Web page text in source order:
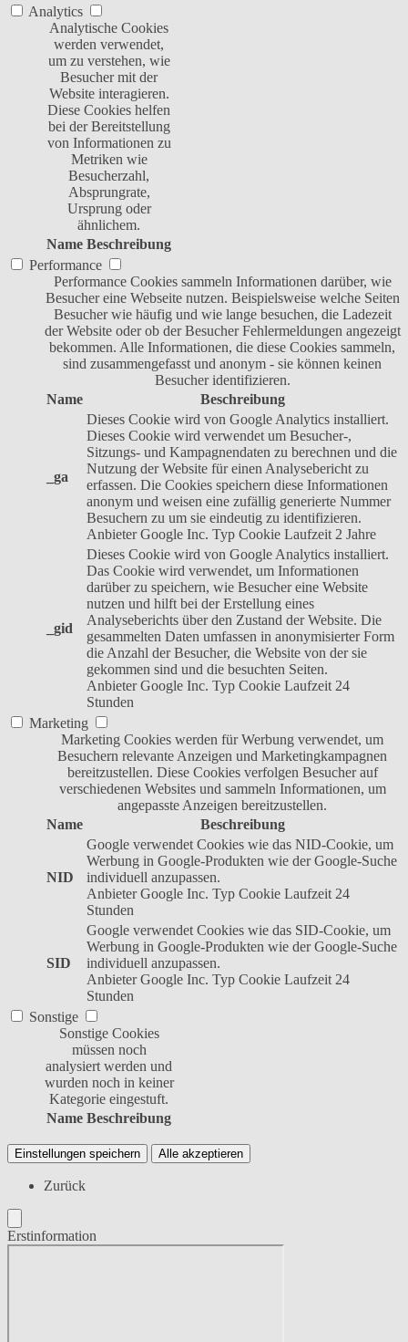
Analytics
Analytische Cookies
werden verwendet,
um zu verstehen, wie
Besucher mit der
Website interagieren.
Diese Cookies helfen
bei der Bereitstellung
von Informationen zu
Metriken wie
Besucherzahl,
Absprungrate,
Ursprung oder
ähnlichem.
Name Beschreibung
Performance
Performance Cookies sammeln Informationen darüber, wie
Besucher eine Webseite nutzen. Beispielsweise welche Seiten
Besucher wie häufig und wie lange besuchen, die Ladezeit
der Website oder ob der Besucher Fehlermeldungen angezeigt
bekommen. Alle Informationen, die diese Cookies sammeln,
sind zusammengefasst und anonym - sie können keinen
Besucher identifizieren.
Name
Beschreibung
_ga
Dieses Cookie wird von Google Analytics installiert.
Dieses Cookie wird verwendet um Besucher-,
Sitzungs- und Kampagnendaten zu berechnen und die
Nutzung der Website für einen Analysebericht zu
erfassen. Die Cookies speichern diese Informationen
anonym und weisen eine zufällig generierte Nummer
Besuchern zu um sie eindeutig zu identifizieren.
Anbieter Google Inc. Typ Cookie Laufzeit 2 Jahre
_gid
Dieses Cookie wird von Google Analytics installiert.
Das Cookie wird verwendet, um Informationen
darüber zu speichern, wie Besucher eine Website
nutzen und hilft bei der Erstellung eines
Analyseberichts über den Zustand der Website. Die
gesammelten Daten umfassen in anonymisierter Form
die Anzahl der Besucher, die Website von der sie
gekommen sind und die besuchten Seiten.
Anbieter Google Inc. Typ Cookie Laufzeit 24
Stunden
Marketing
Marketing Cookies werden für Werbung verwendet, um
Besuchern relevante Anzeigen und Marketingkampagnen
bereitzustellen. Diese Cookies verfolgen Besucher auf
verschiedenen Websites und sammeln Informationen, um
angepasste Anzeigen bereitzustellen.
Name
Beschreibung
NID
Google verwendet Cookies wie das NID-Cookie, um
Werbung in Google-Produkten wie der Google-Suche
individuell anzupassen.
Anbieter Google Inc. Typ Cookie Laufzeit 24
Stunden
SID
Google verwendet Cookies wie das SID-Cookie, um
Werbung in Google-Produkten wie der Google-Suche
individuell anzupassen.
Anbieter Google Inc. Typ Cookie Laufzeit 24
Stunden
Sonstige
Sonstige Cookies
müssen noch
analysiert werden und
wurden noch in keiner
Kategorie eingestuft.
Name Beschreibung
Einstellungen speichern Alle akzeptieren
Zurück
Erstinformation